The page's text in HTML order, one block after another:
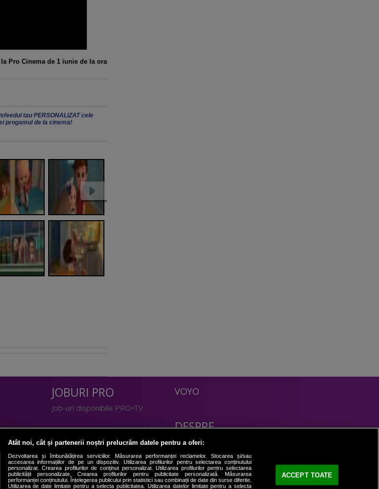
Pro Cinema de 1 iunie de la ora
tau PERSONALIZAT cele
progamul de la cinema!
JOBURI PRO
Job-uri disponibile PRO•TV
LIFESTYLE
Doctor de Bine
Acasă
Acasă Gold
VOYO
DESPRE
Politica Confidentialitate
Contact
Atât noi, cât și partenerii noștri prelucrăm datele pentru a oferi:
Dezvoltarea și îmbunătățirea serviciilor. Măsurarea performanței reclamelor. Stocarea și/sau
accesarea informațiilor de pe un dispozitiv. Utilizarea profilurilor pentru selectarea conținutului
personalizat. Crearea profilurilor de conținut personalizat. Utilizarea profilurilor pentru selectarea
publicității personalizate. Crearea profilurilor pentru publicitate personalizată. Măsurarea
performanței conținutului. Înțelegerea publicului prin statistici sau combinații de date din surse diferite.
Utilizarea de date limitate pentru a selecta publicitatea. Utilizarea datelor limitate pentru a selecta
ACCEPT TOATE